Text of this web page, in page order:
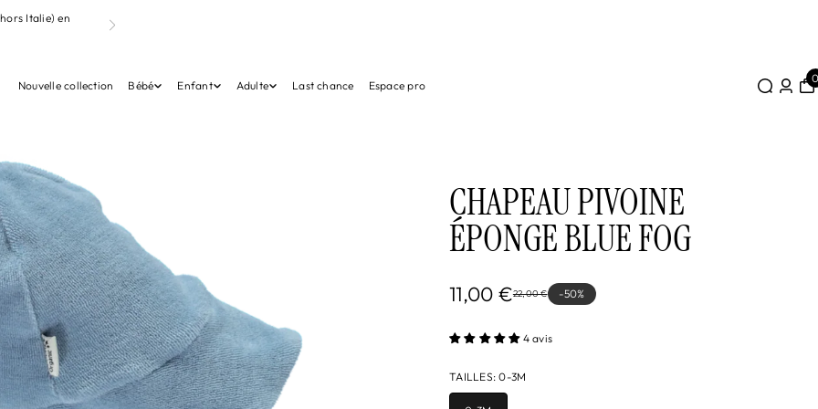
notre
Nouvelle collection Bébé Enfant Adulte Last chance Espace pro
CHAPEAU PIVOINE
ÉPONGE BLUE FOG
11,00 €22,00 € -50%
4 avis
TAILLES:0-3M